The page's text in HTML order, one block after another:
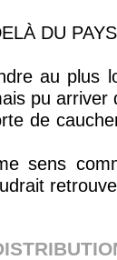
DU
au plus
pu
de
sens